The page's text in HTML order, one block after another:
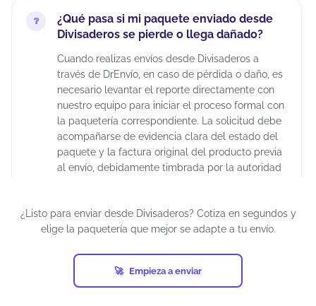
¿Qué pasa si mi paquete enviado desde
Divisaderos se pierde o llega dañado?
Cuando realizas envíos desde Divisaderos a
través de DrEnvío, en caso de pérdida o daño, es
necesario levantar el reporte directamente con
nuestro equipo para iniciar el proceso formal con
la paquetería correspondiente. La solicitud debe
acompañarse de evidencia clara del estado del
paquete y la factura original del producto previa
al envío, debidamente timbrada por la autoridad
evaluación de la empresa de mensajería, ya que
cada transportista cuenta con sus propios
Los tiempos de resolución pueden extenderse
varias semanas debido a los procesos internos
¿Listo para enviar desde Divisaderos? Cotiza en segundos y
elige la paquetería que mejor se adapte a tu envío.
Empieza a enviar